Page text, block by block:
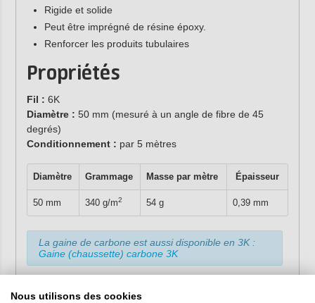
Rigide et solide
Peut être imprégné de résine époxy.
Renforcer les produits tubulaires
Propriétés
Fil : 6K
Diamètre : 50 mm (mesuré à un angle de fibre de 45
degrés)
Conditionnement : par 5 mètres
Diamètre Grammage Masse par mètre Épaisseur
50 mm 340 g/m2 54 g 0,39 mm
La gaine de carbone est aussi disponible en 3K :
Gaine (chaussette) carbone 3K
Nous utilisons des cookies